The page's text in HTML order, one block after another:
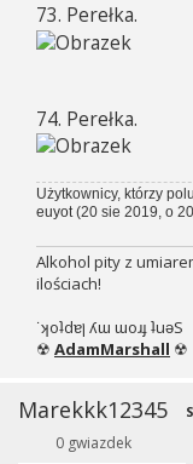
73. Perełka.
74. Perełka.
Użytkownicy, którzy
euyot(20 sie 2019, o
Alkohol pity z
ilościach!
˙ʞoʇdɐן ʎɯ ɯoɹɟ ʇuǝS
☢ AdamMarshall ☢
Marekkk12345
0 gwiazdek